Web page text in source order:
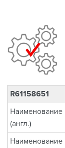
R61158651
Наименование
(англ.)
Наименование